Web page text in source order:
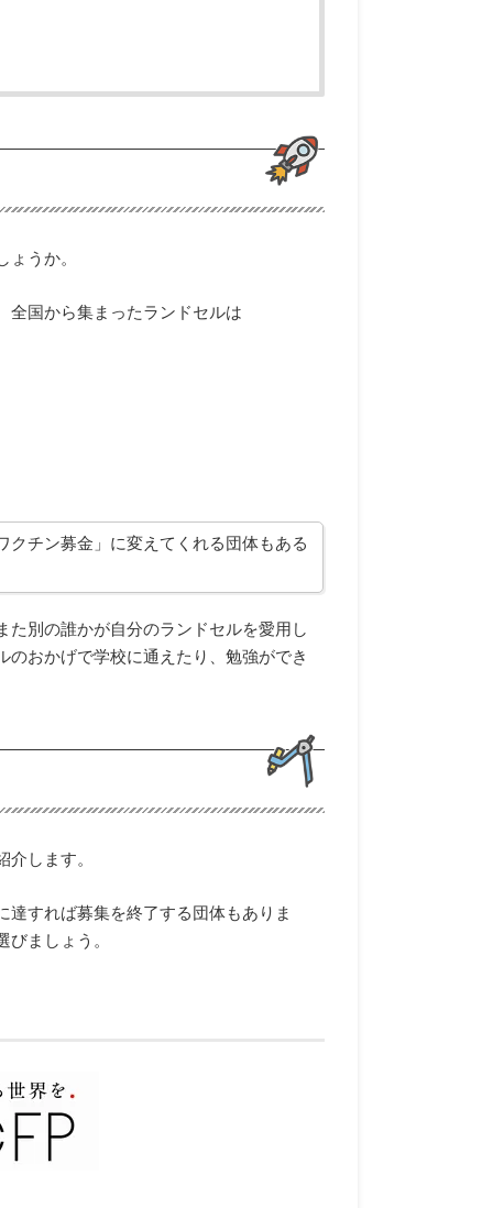
うか。
全国から集まったランドセルは
チン募金」に変えてくれる団体もある
た別の誰かが自分のランドセルを愛用し
おかげで学校に通えたり、勉強ができ
します。
すれば募集を終了する団体もありま
ましょう。